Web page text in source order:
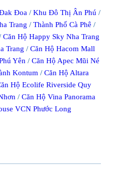
Đoa /Khu Đô Thị Ân Phú /
Trang / Thành Phố Cà Phê /
Căn Hộ Happy Sky Nha Trang
Trang / Căn Hộ Hacom Mall
Yên /Căn Hộ Apec Mũi Né
Kontum /Căn Hộ Altara
Hộ Ecolife Riverside Quy
/ Căn Hộ Vina Panorama
VCN Phước Long